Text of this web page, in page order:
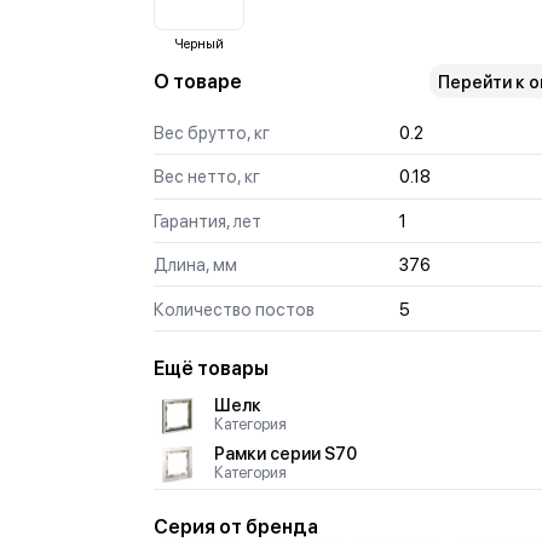
Черный
О товаре Перейти к
Вес брутто, кг 0.2
Вес нетто, кг 0.18
Гарантия, лет 1
Длина, мм 376
Количество постов 5
Ещё товары
Шелк
Категория
Рамки серии S70
Категория
Серия от бренда